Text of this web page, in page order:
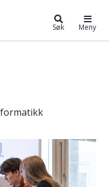
og
Søk Meny